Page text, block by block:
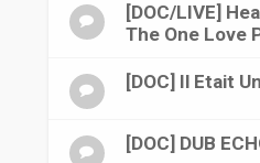
[DOC/LIVE]
The One Love
[DOC] Il Etait
[DOC] DUB